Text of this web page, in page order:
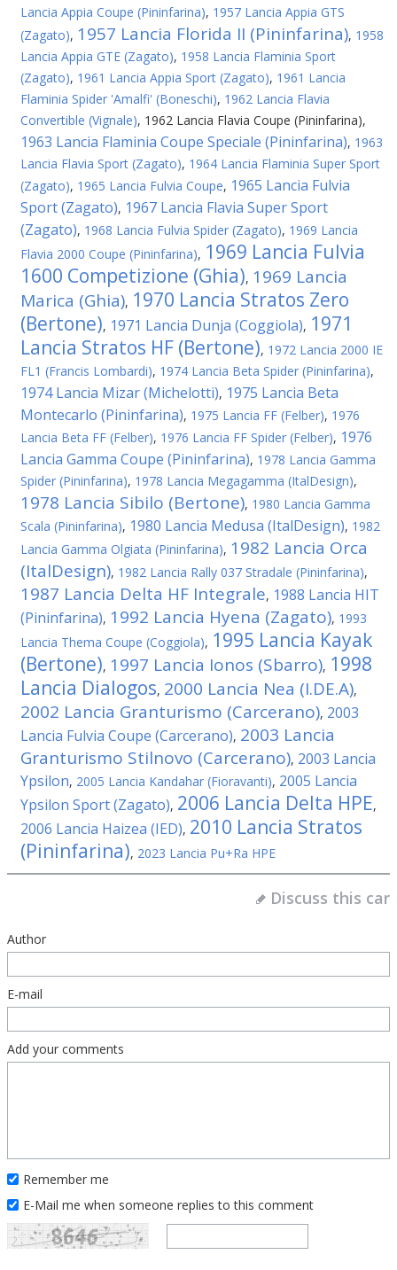
Lancia Appia Coupe (Pininfarina), 1957 Lancia Appia GTS
(Zagato), 1957 Lancia Florida II (Pininfarina), 1958
Lancia Appia GTE (Zagato), 1958 Lancia Flaminia Sport
(Zagato), 1961 Lancia Appia Sport (Zagato), 1961 Lancia
Flaminia Spider 'Amalfi' (Boneschi), 1962 Lancia Flavia
Convertible (Vignale), 1962 Lancia Flavia Coupe (Pininfarina),
1963 Lancia Flaminia Coupe Speciale (Pininfarina), 1963
Lancia Flavia Sport (Zagato), 1964 Lancia Flaminia Super Sport
(Zagato), 1965 Lancia Fulvia Coupe, 1965 Lancia Fulvia
Sport (Zagato), 1967 Lancia Flavia Super Sport
(Zagato), 1968 Lancia Fulvia Spider (Zagato), 1969 Lancia
Flavia 2000 Coupe (Pininfarina), 1969 Lancia Fulvia
1600 Competizione (Ghia), 1969 Lancia
Marica (Ghia), 1970 Lancia Stratos Zero
(Bertone), 1971 Lancia Dunja (Coggiola), 1971
Lancia Stratos HF (Bertone), 1972 Lancia 2000 IE
FL1 (Francis Lombardi), 1974 Lancia Beta Spider (Pininfarina),
1974 Lancia Mizar (Michelotti), 1975 Lancia Beta
Montecarlo (Pininfarina), 1975 Lancia FF (Felber), 1976
Lancia Beta FF (Felber), 1976 Lancia FF Spider (Felber), 1976
Lancia Gamma Coupe (Pininfarina), 1978 Lancia Gamma
Spider (Pininfarina), 1978 Lancia Megagamma (ItalDesign),
1978 Lancia Sibilo (Bertone), 1980 Lancia Gamma
Scala (Pininfarina), 1980 Lancia Medusa (ItalDesign), 1982
Lancia Gamma Olgiata (Pininfarina), 1982 Lancia Orca
(ItalDesign), 1982 Lancia Rally 037 Stradale (Pininfarina),
1987 Lancia Delta HF Integrale, 1988 Lancia HIT
(Pininfarina), 1992 Lancia Hyena (Zagato), 1993
Lancia Thema Coupe (Coggiola), 1995 Lancia Kayak
(Bertone), 1997 Lancia Ionos (Sbarro), 1998
Lancia Dialogos, 2000 Lancia Nea (I.DE.A),
2002 Lancia Granturismo (Carcerano), 2003
Lancia Fulvia Coupe (Carcerano), 2003 Lancia
Granturismo Stilnovo (Carcerano), 2003 Lancia
Ypsilon, 2005 Lancia Kandahar (Fioravanti), 2005 Lancia
Ypsilon Sport (Zagato), 2006 Lancia Delta HPE,
2006 Lancia Haizea (IED), 2010 Lancia Stratos
(Pininfarina), 2023 Lancia Pu+Ra HPE
Discuss this car
Author
E-mail
Add your comments
Remember me
E-Mail me when someone replies to this comment